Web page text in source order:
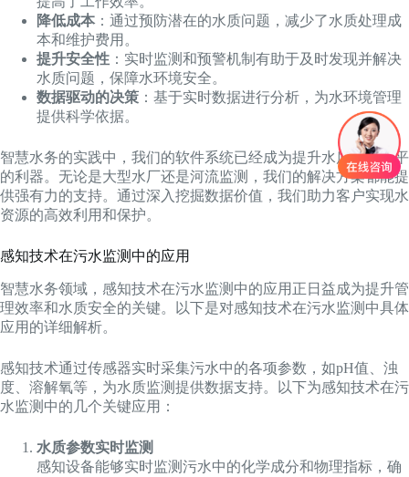
降低成本 ：通过预防潜在的水质问题，减少了水质处理成
本和维护费用。
提升安全性 ：实时监测和预警机制有助于及时发现并解决
水质问题，保障水环境安全。
数据驱动的决策 ：基于实时数据进行分析，为水环境管理
提供科学依据。
智慧水务的实践中，我们的软件系统已经成为提升水质管理水平
的利器。无论是大型水厂还是河流监测，我们的解决方案都能提
供强有力的支持。通过深入挖掘数据价值，我们助力客户实现水
资源的高效利用和保护。
感知技术在污水监测中的应用
智慧水务领域，感知技术在污水监测中的应用正日益成为提升管
理效率和水质安全的关键。以下是对感知技术在污水监测中具体
应用的详细解析。
感知技术通过传感器实时采集污水中的各项参数，如pH值、浊
度、溶解氧等，为水质监测提供数据支持。以下为感知技术在污
水监测中的几个关键应用：
水质参数实时监测
感知设备能够实时监测污水中的化学成分和物理指标，确